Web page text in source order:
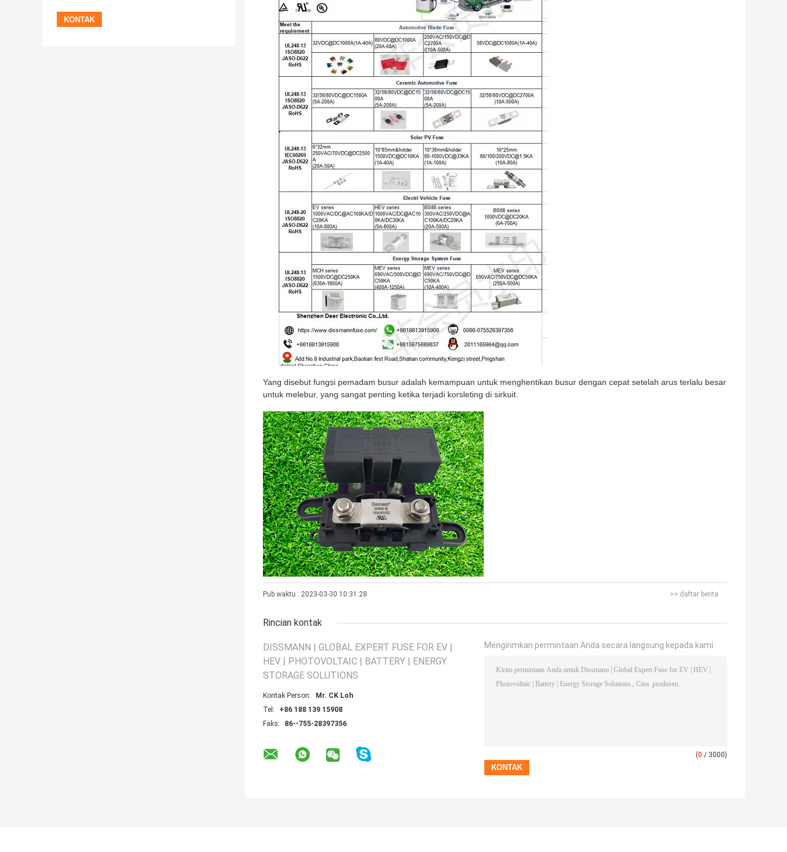
Yang disebut fungsi pemadam busur adalah kemampuan untuk menghentikan busur dengan cepat setelah arus terlalu besar
untuk melebur, yang sangat penting ketika terjadi korsleting di sirkuit.
Pub waktu : 2023-03-30 10:31:28 >> daftar berita
Rincian kontak
DISSMANN | GLOBAL EXPERT FUSE FOR EV |
HEV | PHOTOVOLTAIC | BATTERY | ENERGY
STORAGE SOLUTIONS
Kontak Person:
Mr. CK Loh
Tel:
+86 188 139 15908
Faks:
86--755-28397356
Mengirimkan permintaan Anda secara langsung kepada kami
(0 / 3000)